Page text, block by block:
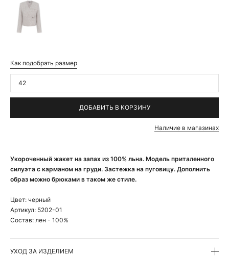
Укороченный жакет на запах из 100% льна. Модель приталенного
силуэта с карманом на груди. Застежка на пуговицу. Дополнить
образ можно брюками в таком же стиле.
Цвет: черный
Артикул: 5202-01
Состав: лен - 100%
УХОД ЗА ИЗДЕЛИЕМ
Как подобрать размер
42
ДОБАВИТЬ В КОРЗИНУ
Наличие в магазинах